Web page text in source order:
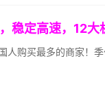
稳定高速，12大
人购买最多的商家！